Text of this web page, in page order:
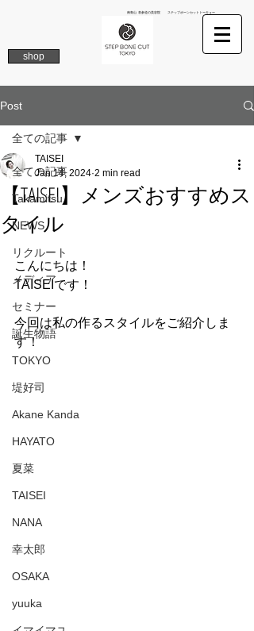
南青山 表参道の美容院 ステップボーンカットトーキョー
shop
Post
全ての記事
Takamitsu
NEWS
リクルート
メディア
セミナー
誕生物語
TOKYO
堤好司
Akane Kanda
HAYATO
夏菜
TAISEI
NANA
幸太郎
OSAKA
yuuka
全ての記事
【TAISEI】メンズおすすめス
タイル
TAISEI
Jan 14, 2024 2 min read
こんにちは！
TAISEIです！
今回は私の作るスタイルをご紹介しま
す！